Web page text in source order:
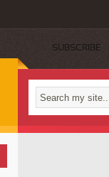
SUBSCRIBE